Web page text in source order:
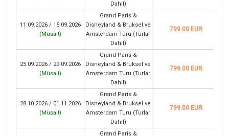
Dahil)
11.09.2026 / 15.09.2026
(Müsait)
Grand Paris &
Disneyland & Bruksel ve
Amsterdam Turu (Turlar
Dahil)
799.00 EUR
25.09.2026 / 29.09.2026
(Müsait)
Grand Paris &
Disneyland & Bruksel ve
Amsterdam Turu (Turlar
Dahil)
799.00 EUR
28.10.2026 / 01.11.2026
(Müsait)
Grand Paris &
Disneyland & Bruksel ve
Amsterdam Turu (Turlar
Dahil)
799.00 EUR
Grand Paris &